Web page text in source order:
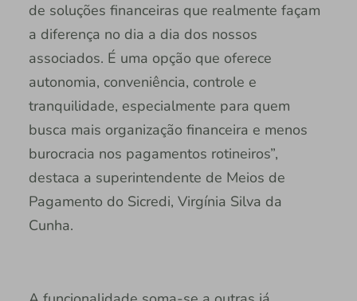
de soluções financeiras que realmente façam
a diferença no dia a dia dos nossos
associados. É uma opção que oferece
autonomia, conveniência, controle e
tranquilidade, especialmente para quem
busca mais organização financeira e menos
burocracia nos pagamentos rotineiros”,
destaca a superintendente de Meios de
Pagamento do Sicredi, Virgínia Silva da
Cunha.